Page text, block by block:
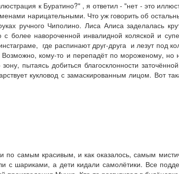
к Буратино?" , я ответил - "нет - это
нарицательными. Что уж говорить об
ручного Чиполино. Лиса Алиса заделалась
более навороченной инвалидной коляской и
где распинают друг-друга и лезут под
кому-то и перепадёт по мороженому, но
пытаясь добиться благосклонности
кукловод с замаскированным лицом. Вот
самым красивым, и как оказалось, самым
с шариками, а дети кидали самолётики. Все